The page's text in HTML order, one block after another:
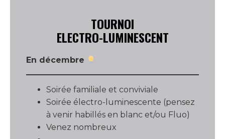
TOURNOI
ELECTRO-LUMINESCENT
En décembre
Soirée familiale et conviviale
Soirée électro-luminescente (pensez
à venir habillés en blanc et/ou Fluo)
Venez nombreux